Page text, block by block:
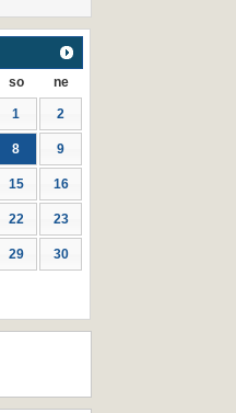
so ne
1 2
8 9
15 16
22 23
29 30